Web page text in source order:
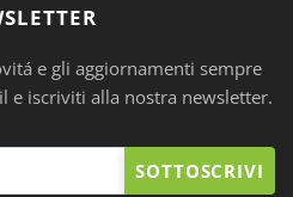
e gli aggiornamenti sempre
e iscriviti alla nostra newsletter.
SOTTOSCRIVI